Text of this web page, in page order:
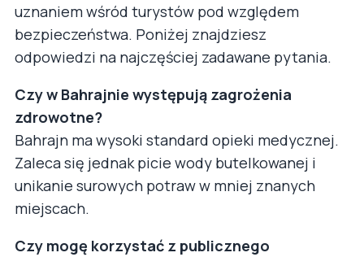
uznaniem wśród turystów pod względem
bezpieczeństwa. Poniżej znajdziesz
odpowiedzi na najczęściej zadawane pytania.
Czy w Bahrajnie występują zagrożenia
zdrowotne?
Bahrajn ma wysoki standard opieki medycznej.
Zaleca się jednak picie wody butelkowanej i
unikanie surowych potraw w mniej znanych
miejscach.
Czy mogę korzystać z publicznego